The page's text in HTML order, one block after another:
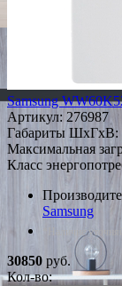
Samsung
Артикул: 276987
Габариты ШxГxВ:
Максимальная
Класс
Samsung
*Наличие
30850 руб.
Кол-во: